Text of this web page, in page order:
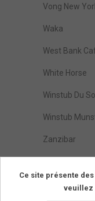
Vong New
Waka
West Bank
White Horse
Winstub Du
Winstub
Zanzibar
Ce site présente
veuillez